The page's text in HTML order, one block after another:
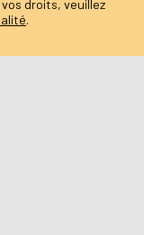
droits, veuillez
.